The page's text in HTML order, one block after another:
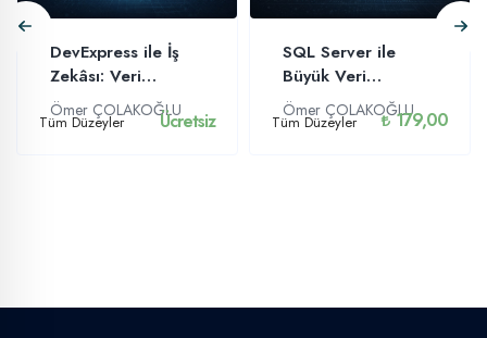
DevExpress ile İş
Zekâsı: Veri
Görselleştirme ve
Raporlama Eğitimi
Ömer ÇOLAKOĞLU
Tüm Düzeyler Ücretsiz
SQL Server ile
Büyük Veri
Uygulamaları
Ömer ÇOLAKOĞLU
Tüm Düzeyler 179,00